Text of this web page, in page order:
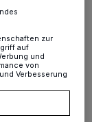
zur
auf
und
von
Verbesserung